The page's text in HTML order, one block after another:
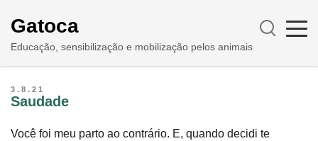
Gatoca
Educação, sensibilização e mobilização pelos animais
3.8.21
Saudade
Você foi meu parto ao contrário. E, quando decidi te